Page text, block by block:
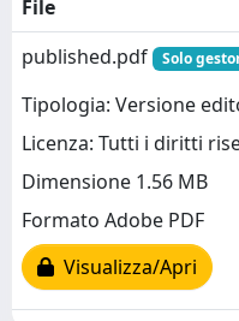
File
published.pdf
Solo
Tipologia: Versione
Licenza: Tutti i diritti
Dimensione 1.56 MB
Formato Adobe PDF
Visualizza/Apri